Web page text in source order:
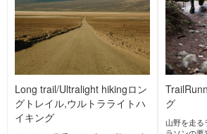
MORE BRANDS →
ACTIVITIES
PICK UP ACTIVITIES